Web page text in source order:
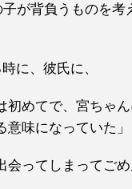
が背負うものを考
に、彼氏に、
初めてで、宮ちゃ
意味になっていた 」
会ってしまってごめ